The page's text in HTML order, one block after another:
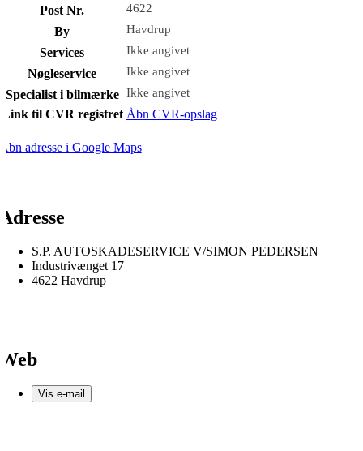
Post Nr. 4622
By Havdrup
Services Ikke angivet
Nøgleservice Ikke angivet
Specialist i bilmærke Ikke angivet
Link til CVR registret Åbn CVR-opslag
adresse i Google Maps
S.P. AUTOSKADESERVICE V/SIMON PEDERSEN
Industrivænget 17
4622 Havdrup
Vis e-mail